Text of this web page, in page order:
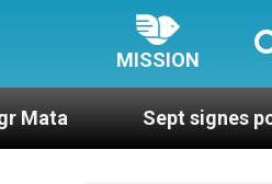
MISSION
Sept signes pour repérer